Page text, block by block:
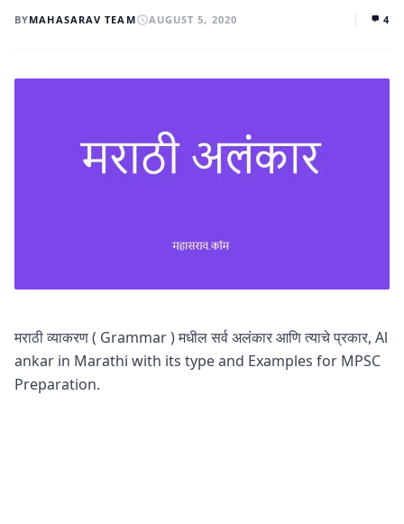
BYMAHASARAV TEAM AUGUST 5, 2020 4
मराठी व्याकरण ( Grammar ) मधील सर्व अलंकार आणि त्याचे प्रकार, Al
ankar in Marathi with its type and Examples for MPSC
Preparation.